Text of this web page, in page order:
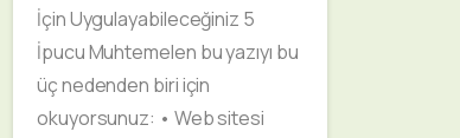
İçin Uygulayabileceğiniz 5
İpucu Muhtemelen bu yazıyı bu
üç nedenden biri için
okuyorsunuz: • Web sitesi